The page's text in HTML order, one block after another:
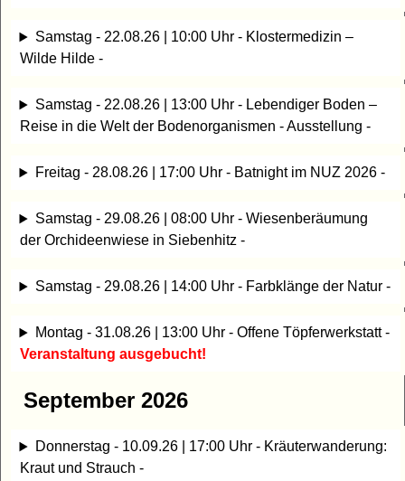
Samstag - 22.08.26 | 10:00 Uhr - Klostermedizin –
Wilde Hilde -
Samstag - 22.08.26 | 13:00 Uhr - Lebendiger Boden –
Reise in die Welt der Bodenorganismen - Ausstellung -
Freitag - 28.08.26 | 17:00 Uhr - Batnight im NUZ 2026 -
Samstag - 29.08.26 | 08:00 Uhr - Wiesenberäumung
der Orchideenwiese in Siebenhitz -
Samstag - 29.08.26 | 14:00 Uhr - Farbklänge der Natur -
Montag - 31.08.26 | 13:00 Uhr - Offene Töpferwerkstatt -
Veranstaltung ausgebucht!
September 2026
Donnerstag - 10.09.26 | 17:00 Uhr - Kräuterwanderung:
Kraut und Strauch -